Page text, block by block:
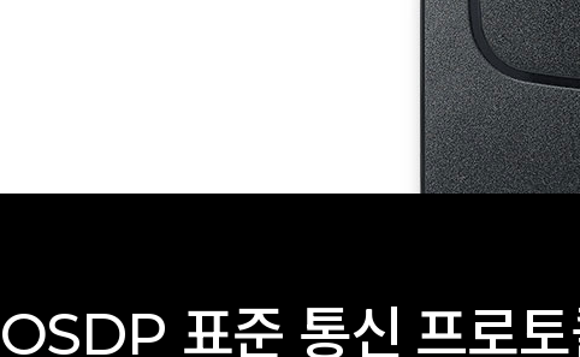
OSDP 표준 통신 프로